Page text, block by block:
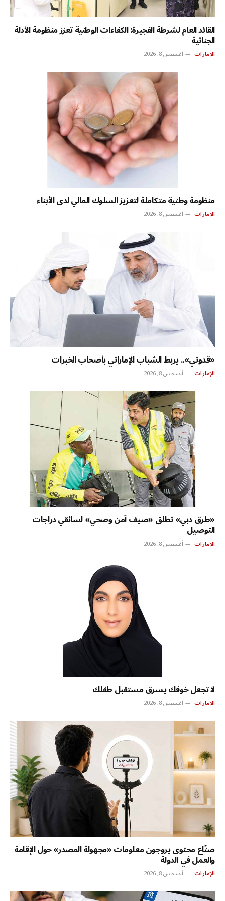
القائد العام لشرطة الفجيرة: الكفاءات الوطنية تعزز منظومة الأدلة
الجنائية
الإمارات أغسطس 8, 2026
منظومة وطنية متكاملة لتعزيز السلوك المالي لدى الأبناء
الإمارات أغسطس 8, 2026
«قدوتي».. يربط الشباب الإماراتي بأصحاب الخبرات
الإمارات أغسطس 8, 2026
«طرق دبي» تطلق «صيف آمن وصحي» لسائقي دراجات
التوصيل
الإمارات أغسطس 8, 2026
لا تجعل خوفك يسرق مستقبل طفلك
الإمارات أغسطس 8, 2026
صنّاع محتوى يروجون معلومات «مجهولة المصدر» حول الإقامة
والعمل في الدولة
الإمارات أغسطس 8, 2026